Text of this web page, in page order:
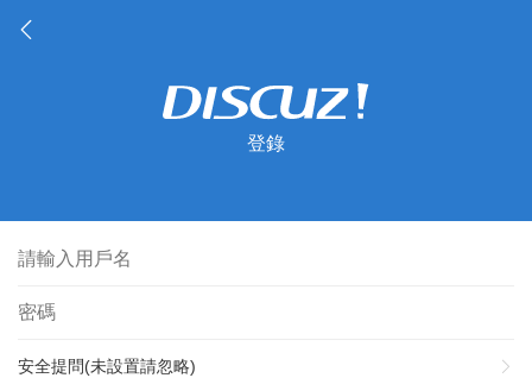
登錄
安全提問(未設置請忽略)